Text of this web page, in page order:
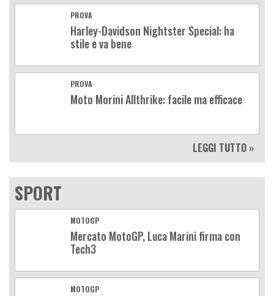
PROVA
Harley-Davidson Nightster Special: ha
stile e va bene
PROVA
Moto Morini Allthrike: facile ma efficace
LEGGI TUTTO »
SPORT
MOTOGP
Mercato MotoGP, Luca Marini firma con
Tech3
MOTOGP